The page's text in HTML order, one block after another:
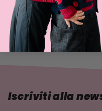
sociale e culturale, clicca
Iscriviti alla